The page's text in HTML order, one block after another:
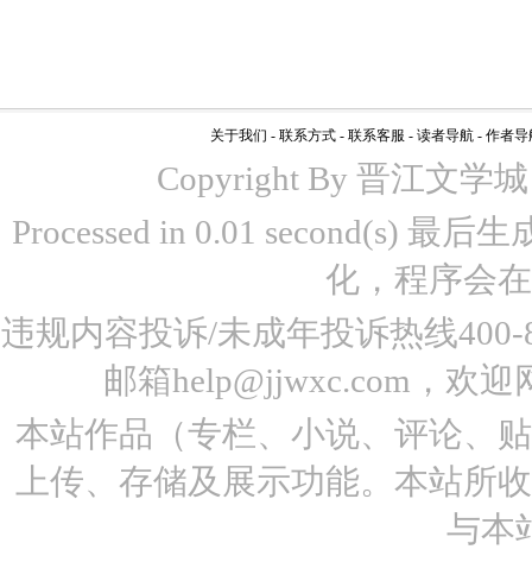
关于我们 - 联系方式 - 联系客服 - 读者导航 - 作者导
Copyright By 晋江文学
Processed in 0.01 second(s) 最后
化，程序会
违规内容投诉/未成年投诉热线
邮箱help@jjwxc.com，欢
本站作品（专栏、小说、评论、
上传、存储及展示功能。本站所
与本